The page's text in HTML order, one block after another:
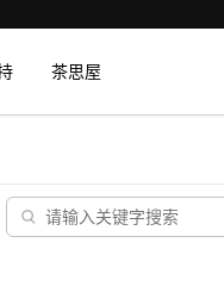
茶思屋